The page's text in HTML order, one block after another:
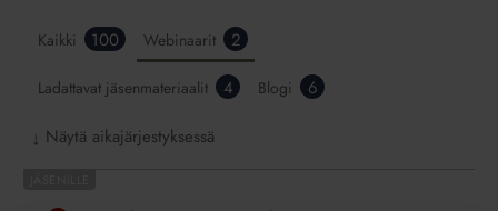
Kaikki 100 Webinaarit 2
Ladattavat jäsenmateriaalit 4 Blogi 6
↓ Näytä aikajärjestyksessä
Eettiset